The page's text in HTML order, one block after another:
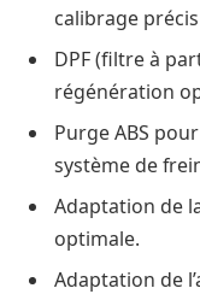
calibrage
DPF (filtre à
régénération
Purge ABS
système de
Adaptation de
optimale.
Adaptation de